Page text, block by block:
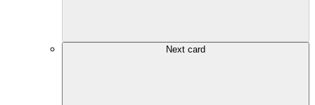
Next card